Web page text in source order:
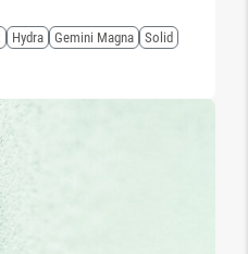
Hydra Gemini Magna
Solid